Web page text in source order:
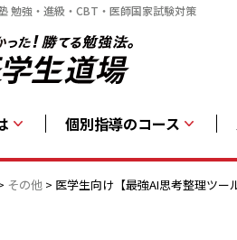
勉強・進級・CBT・医師国家試験対策
個別指導のコース
その他 > 医学生向け【最強AI思考整理ツ